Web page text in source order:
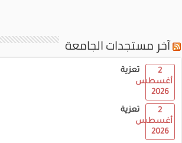
آخر مستجدات الجامعة
تعزية
2
أغسطس
2026
تعزية
2
أغسطس
2026